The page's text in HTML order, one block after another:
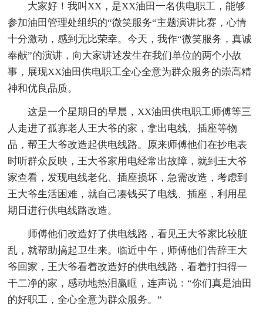
大家好！我叫XX，是XX油田一名供电职工，能够
参加油田管理处组织的“微笑服务“主题演讲比赛，心情
十分激动，感到无比荣幸。今天，我作“微笑服务，真诚
奉献”的演讲，向大家讲述发生在我们单位的两个小故
事，展现XX油田供电职工全心全意为群众服务的崇高精
神和优良品质。
这是一个星期日的早晨，XX油田供电职工师傅等三
人走进了孤寡老人王大爷的家，拿出电线、插座等物
品，帮王大爷改造起供电线路。原来师傅他们在抄电表
时听群众反映，王大爷家用电经常出故障，就到王大爷
家查看，发现电线老化、插座损坏，急需改造，考虑到
王大爷生活困难，就自己凑钱买了电线、插座，利用星
期日进行供电线路改造。
师傅他们改造好了供电线路，看见王大爷家比较脏
乱，就帮助搞起卫生来。临近中午，师傅他们告辞王大
爷回家，王大爷看着改造好的供电线路，看着打扫得一
干二净的家，感动地热泪赢眶，连声说：“你们真是油田
的好职工，全心全意为群众服务。”